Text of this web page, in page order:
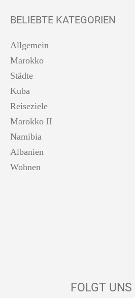
BELIEBTE KATEGORIEN
Allgemein
Marokko
Städte
Kuba
Reiseziele
Marokko II
Namibia
Albanien
Wohnen
FOLGT UNS